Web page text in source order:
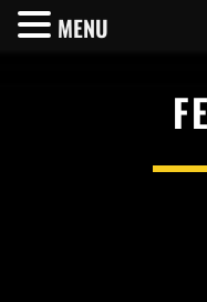
MENU